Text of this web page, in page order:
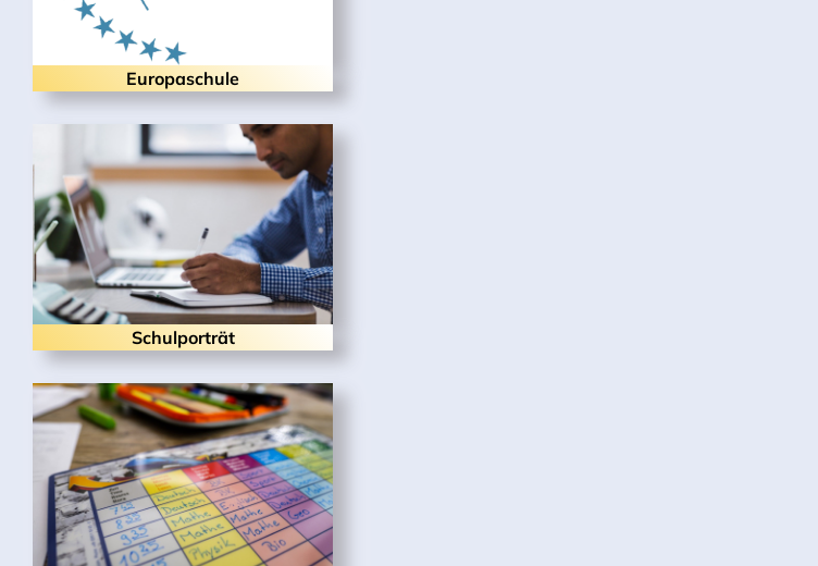
Europaschule
Schulporträt